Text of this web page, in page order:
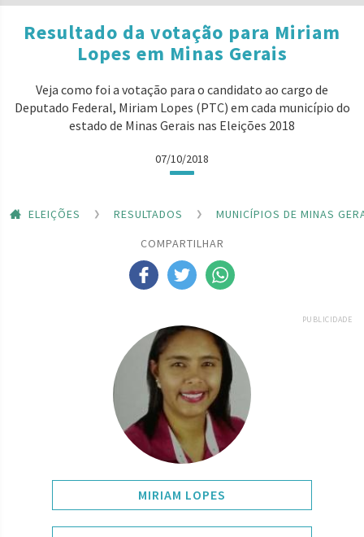
Resultado da votação para Miriam
Lopes em Minas Gerais
Veja como foi a votação para o candidato ao cargo de
Deputado Federal, Miriam Lopes (PTC) em cada município do
estado de Minas Gerais nas Eleições 2018
07/10/2018
ELEIÇÕES RESULTADOS
MUNICÍPIOS DE MINAS
COMPARTILHAR
PUBLICIDADE
MIRIAM LOPES